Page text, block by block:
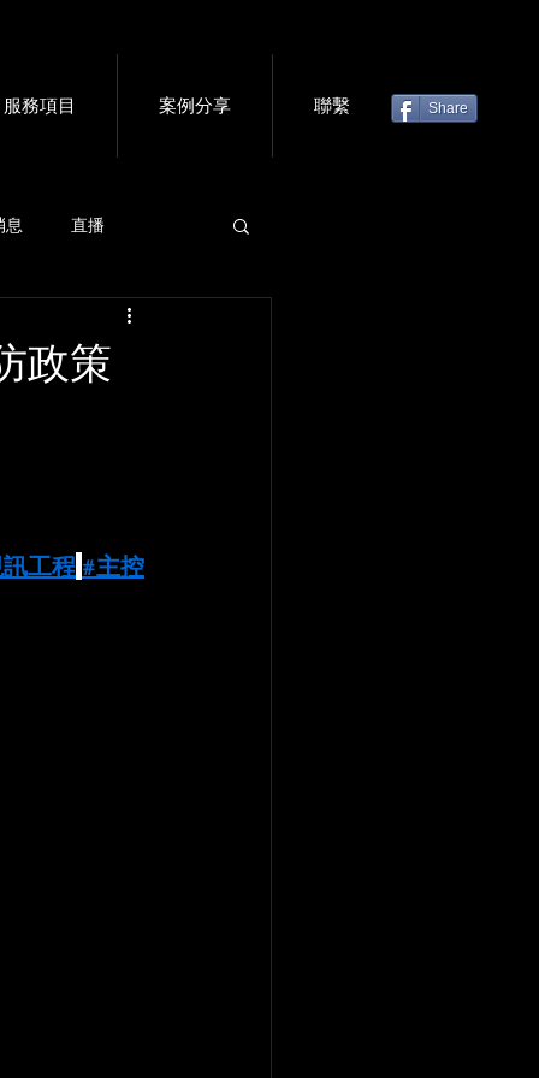
服務項目 案例分享 聯繫 Share
息 直播
政策
工程 #主控